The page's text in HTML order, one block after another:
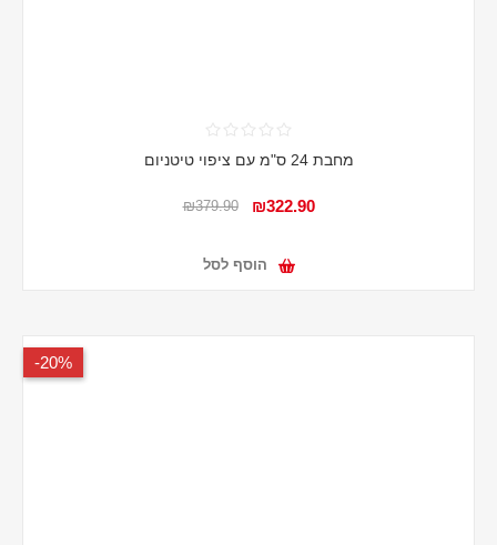
מחבת 24 ס"מ עם ציפוי טיטניום
₪322.90
₪379.90
הוסף לסל
20%-